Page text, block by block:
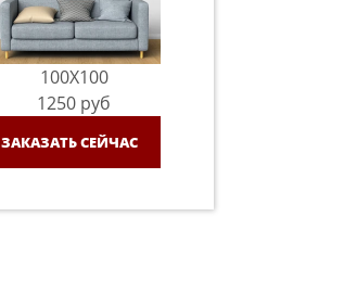
100X100
1250 руб
ЗАКАЗАТЬ СЕЙЧАС